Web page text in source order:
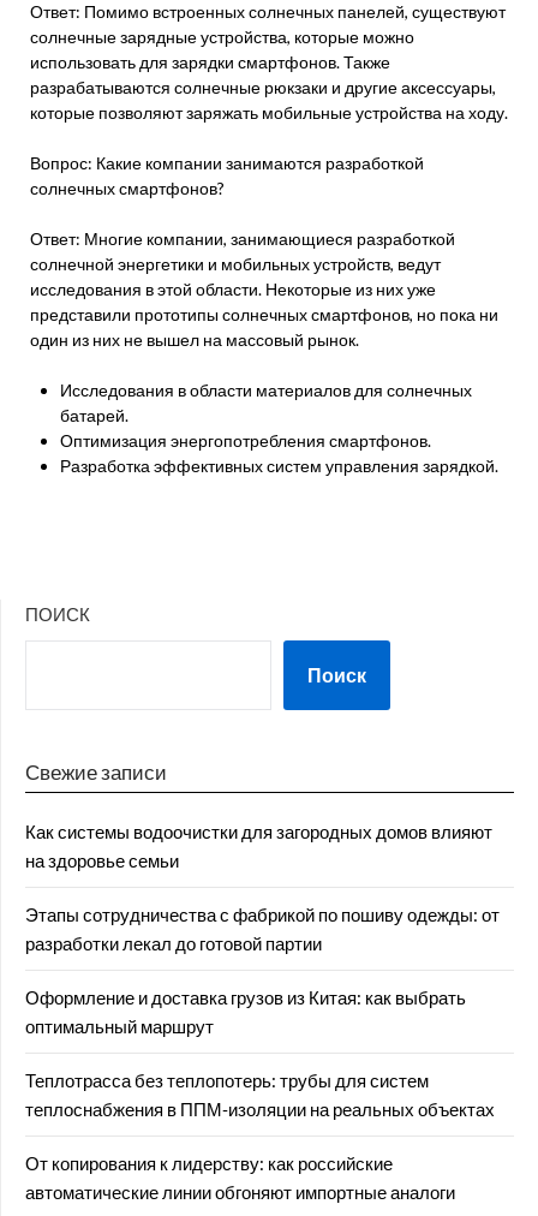
Ответ: Помимо встроенных солнечных панелей, существуют
солнечные зарядные устройства, которые можно
использовать для зарядки смартфонов. Также
разрабатываются солнечные рюкзаки и другие аксессуары,
которые позволяют заряжать мобильные устройства на ходу.
Вопрос: Какие компании занимаются разработкой
солнечных смартфонов?
Ответ: Многие компании, занимающиеся разработкой
солнечной энергетики и мобильных устройств, ведут
исследования в этой области. Некоторые из них уже
представили прототипы солнечных смартфонов, но пока ни
один из них не вышел на массовый рынок.
Исследования в области материалов для солнечных
батарей.
Оптимизация энергопотребления смартфонов.
Разработка эффективных систем управления зарядкой.
ПОИСК
Поиск
Свежие записи
Как системы водоочистки для загородных домов влияют
на здоровье семьи
Этапы сотрудничества с фабрикой по пошиву одежды: от
разработки лекал до готовой партии
Оформление и доставка грузов из Китая: как выбрать
оптимальный маршрут
Теплотрасса без теплопотерь: трубы для систем
теплоснабжения в ППМ‑изоляции на реальных объектах
От копирования к лидерству: как российские
автоматические линии обгоняют импортные аналоги